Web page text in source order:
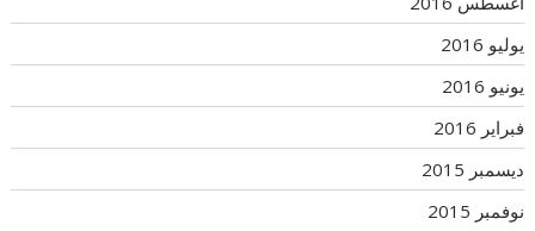
يوليو 2016
يونيو 2016
فبراير 2016
ديسمبر 2015
نوفمبر 2015